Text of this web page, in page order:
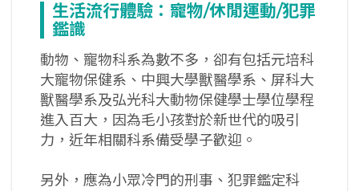
生活流行體驗：寵物/休閒運動/犯罪
鑑識
動物、寵物科系為數不多，卻有包括元培科
大寵物保健系、中興大學獸醫學系、屏科大
獸醫學系及弘光科大動物保健學士學位學程
進入百大，因為毛小孩對於新世代的吸引
力，近年相關科系備受學子歡迎。
另外，應為小眾冷門的刑事、犯罪鑑定科